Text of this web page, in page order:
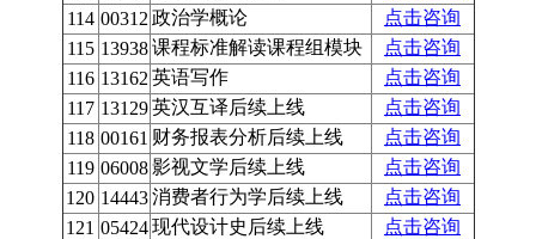
114 00312 政治学概论
点击咨询
115 13938 课程标准解读课程组模块
点击咨询
116 13162 英语写作
点击咨询
117 13129 英汉互译后续上线
点击咨询
118 00161 财务报表分析后续上线
点击咨询
119 06008 影视文学后续上线
点击咨询
120 14443 消费者行为学后续上线
点击咨询
121 05424 现代设计史后续上线 点击咨询